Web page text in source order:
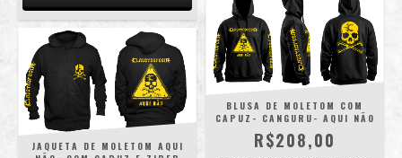
JAQUETA DE MOLETOM AQUI
BLUSA DE MOLETOM COM
CAPUZ- CANGURU- AQUI NÃO
R$208,00